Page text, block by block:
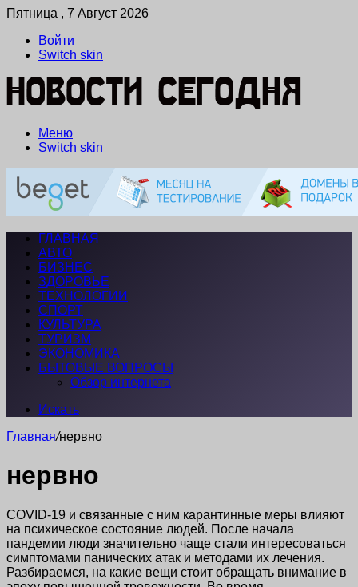
Пятница , 7 Август 2026
Войти
Switch skin
Меню
Switch skin
ГЛАВНАЯ
АВТО
БИЗНЕС
ЗДОРОВЬЕ
ТЕХНОЛОГИИ
СПОРТ
КУЛЬТУРА
ТУРИЗМ
ЭКОНОМИКА
БЫТОВЫЕ ВОПРОСЫ
Обзор интернета
Искать
Главная/нервно
нервно
COVID-19 и связанные с ним карантинные меры влияют
на психическое состояние людей. После начала
пандемии люди значительно чаще стали интересоваться
симптомами панических атак и методами их лечения.
Разбираемся, на какие вещи стоит обращать внимание в